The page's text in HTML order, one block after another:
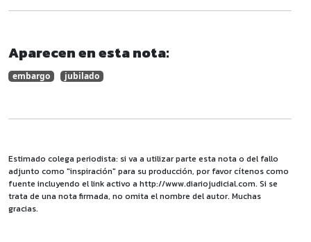
Aparecen en esta nota:
embargo jubilado
Estimado colega periodista: si va a utilizar parte esta nota o del fallo
adjunto como "inspiración" para su producción, por favor cítenos como
fuente incluyendo el link activo a http://www.diariojudicial.com. Si se
trata de una nota firmada, no omita el nombre del autor. Muchas
gracias.